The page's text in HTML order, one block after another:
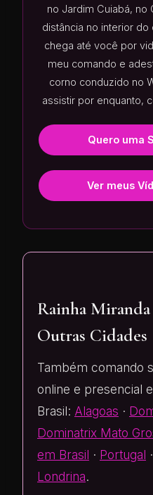
no Jardim Cuiabá, no
distância no interior
chega até você por
meu comando e
corno conduzido no
assistir por enquanto,
Quero uma
Ver meus
Rainha
Outras Cidades
Também comando
online e presencial
Brasil: Alagoas ·
Dominatrix Mato
em Brasil · Portugal ·
Londrina.